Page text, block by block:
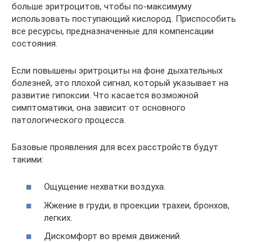
больше эритроцитов, чтобы по-максимуму
использовать поступающий кислород. Приспособить
все ресурсы, предназначенные для компенсации
состояния.
Если повышены эритроциты на фоне дыхательных
болезней, это плохой сигнал, который указывает на
развитие гипоксии. Что касается возможной
симптоматики, она зависит от основного
патологического процесса.
Базовые проявления для всех расстройств будут
такими:
Ощущение нехватки воздуха.
Жжение в груди, в проекции трахеи, бронхов,
легких.
Дискомфорт во время движений.